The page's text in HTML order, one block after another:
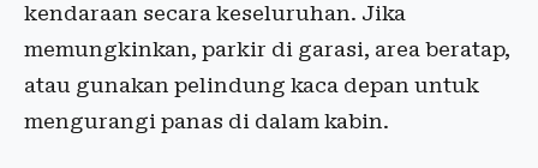
kendaraan secara keseluruhan. Jika
memungkinkan, parkir di garasi, area beratap,
atau gunakan pelindung kaca depan untuk
mengurangi panas di dalam kabin.